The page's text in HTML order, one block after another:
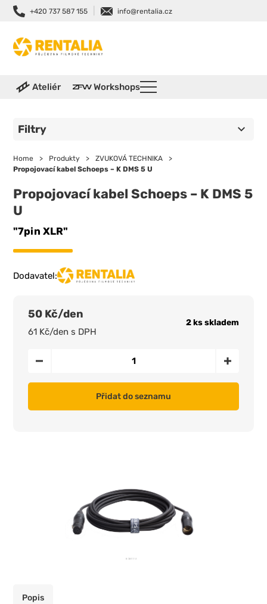
+420 737 587 155 info@rentalia.cz
Ateliér Workshops
Filtry
Home > Produkty > ZVUKOVÁ TECHNIKA
>
Propojovací kabel Schoeps – K DMS 5 U
Propojovací kabel Schoeps – K DMS 5
U
"7pin XLR"
Dodavatel:
50 Kč/den
61 Kč/den s DPH
2 ks skladem
Přidat do seznamu
Popis